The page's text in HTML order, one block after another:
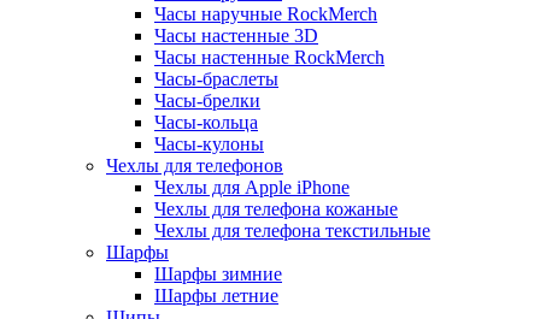
Часы наручные RockMerch
Часы настенные 3D
Часы настенные RockMerch
Часы-браслеты
Часы-брелки
Часы-кольца
Часы-кулоны
Чехлы для телефонов
Чехлы для Apple iPhone
Чехлы для телефона кожаные
Чехлы для телефона текстильные
Шарфы
Шарфы зимние
Шарфы летние